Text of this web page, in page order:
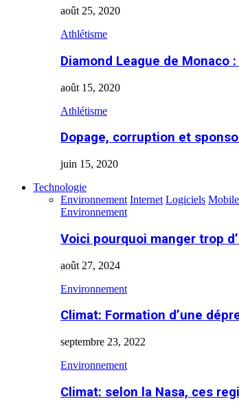
août 25, 2020
Athlétisme
Diamond League de Monaco
août 15, 2020
Athlétisme
Dopage, corruption et
juin 15, 2020
Technologie
Environnement Internet Logiciels Mobile
Environnement
Voici pourquoi manger trop
août 27, 2024
Environnement
Climat: Formation d’une
septembre 23, 2022
Environnement
Climat: selon la Nasa, ces